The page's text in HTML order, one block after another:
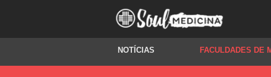
NOTÍCIAS FACULDADES DE